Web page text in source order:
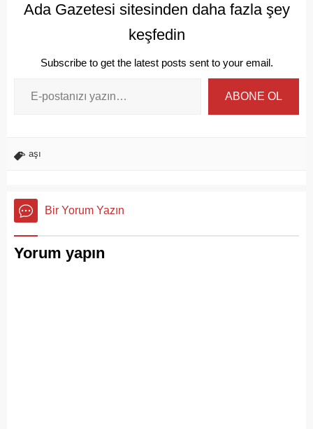
Ada Gazetesi sitesinden daha fazla şey
keşfedin
Subscribe to get the latest posts sent to your email.
ABONE OL
aşı
Bir Yorum Yazın
Yorum yapın